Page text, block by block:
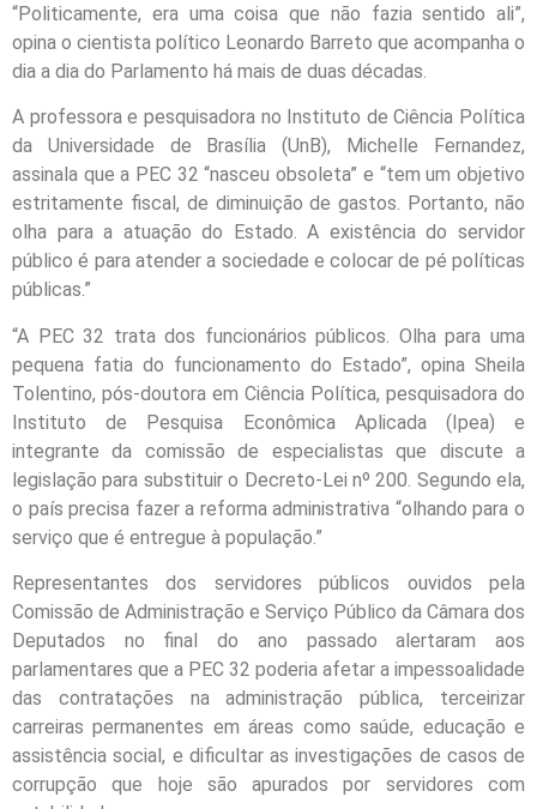
“Politicamente, era uma coisa que não fazia sentido ali”,
opina o cientista político Leonardo Barreto que acompanha o
dia a dia do Parlamento há mais de duas décadas.
A professora e pesquisadora no Instituto de Ciência Política
da Universidade de Brasília (UnB), Michelle Fernandez,
assinala que a PEC 32 “nasceu obsoleta” e “tem um objetivo
estritamente fiscal, de diminuição de gastos. Portanto, não
olha para a atuação do Estado. A existência do servidor
público é para atender a sociedade e colocar de pé políticas
públicas.”
“A PEC 32 trata dos funcionários públicos. Olha para uma
pequena fatia do funcionamento do Estado”, opina Sheila
Tolentino, pós-doutora em Ciência Política, pesquisadora do
Instituto de Pesquisa Econômica Aplicada (Ipea) e
integrante da comissão de especialistas que discute a
legislação para substituir o Decreto-Lei nº 200. Segundo ela,
o país precisa fazer a reforma administrativa “olhando para o
serviço que é entregue à população.”
Representantes dos servidores públicos ouvidos pela
Comissão de Administração e Serviço Público da Câmara dos
Deputados no final do ano passado alertaram aos
parlamentares que a PEC 32 poderia afetar a impessoalidade
das contratações na administração pública, terceirizar
carreiras permanentes em áreas como saúde, educação e
assistência social, e dificultar as investigações de casos de
corrupção que hoje são apurados por servidores com